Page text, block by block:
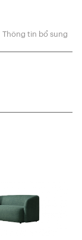
Thông tin bổ sung